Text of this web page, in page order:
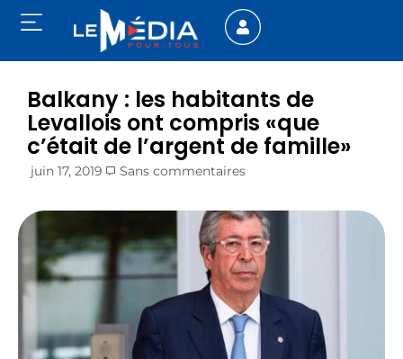
Balkany : les habitants de
Levallois ont compris «que
c’était de l’argent de famille»
juin 17, 2019 Sans commentaires